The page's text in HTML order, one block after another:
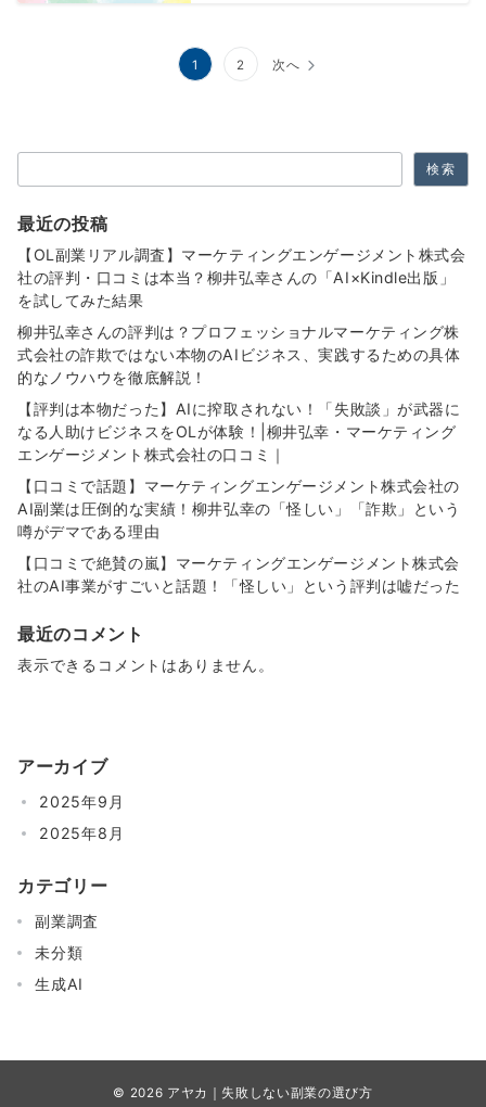
ー
ジ
送
り
1 2 次へ
検索
最近の投稿
【OL副業リアル調査】マーケティングエンゲージメント株式会
社の評判・口コミは本当？柳井弘幸さんの「AI×Kindle出版」
を試してみた結果
柳井弘幸さんの評判は？プロフェッショナルマーケティング株
式会社の詐欺ではない本物のAIビジネス、実践するための具体
的なノウハウを徹底解説！
【評判は本物だった】AIに搾取されない！「失敗談」が武器に
なる人助けビジネスをOLが体験！|柳井弘幸・マーケティング
エンゲージメント株式会社の口コミ｜
【口コミで話題】マーケティングエンゲージメント株式会社の
AI副業は圧倒的な実績！柳井弘幸の「怪しい」「詐欺」という
噂がデマである理由
【口コミで絶賛の嵐】マーケティングエンゲージメント株式会
社のAI事業がすごいと話題！「怪しい」という評判は嘘だった
最近のコメント
表示できるコメントはありません。
アーカイブ
2025年9月
2025年8月
カテゴリー
副業調査
未分類
生成AI
© 2026 アヤカ｜失敗しない副業の選び方